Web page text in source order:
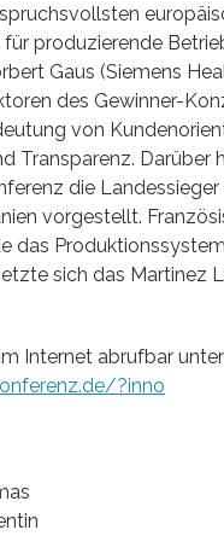
produzierende
Gaus (Siemens
des Gewinner-
von
Transparenz. Darüber
die Landessieger
vorgestellt.
das
sich das Martinez
Internet abrufbar
?inno